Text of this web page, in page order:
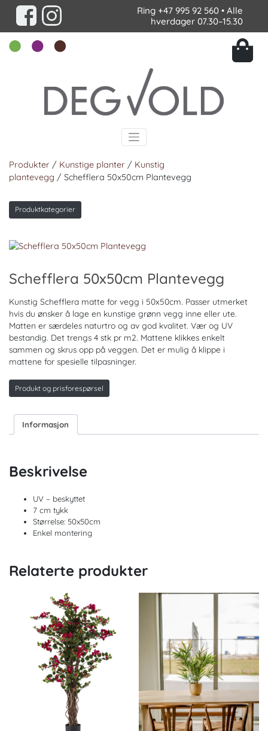
Ring +47 995 92 560 • Alle
hverdager 07.30–15.30
Produkter / Kunstige planter / Kunstig
plantevegg / Schefflera 50x50cm Plantevegg
Produktkategorier
Schefflera 50x50cm Plantevegg
Kunstig Schefflera matte for vegg i 50x50cm. Passer utmerket
hvis du ønsker å lage en kunstige grønn vegg inne eller ute.
Matten er særdeles naturtro og av god kvalitet. Vær og UV
bestandig. Det trengs 4 stk pr m2. Mattene klikkes enkelt
sammen og skrus opp på veggen. Det er mulig å klippe i
mattene for spesielle tilpasninger.
Produkt og prisforespørsel
Informasjon
Beskrivelse
UV – beskyttet
7 cm tykk
Størrelse: 50x50cm
Enkel montering
Relaterte produkter